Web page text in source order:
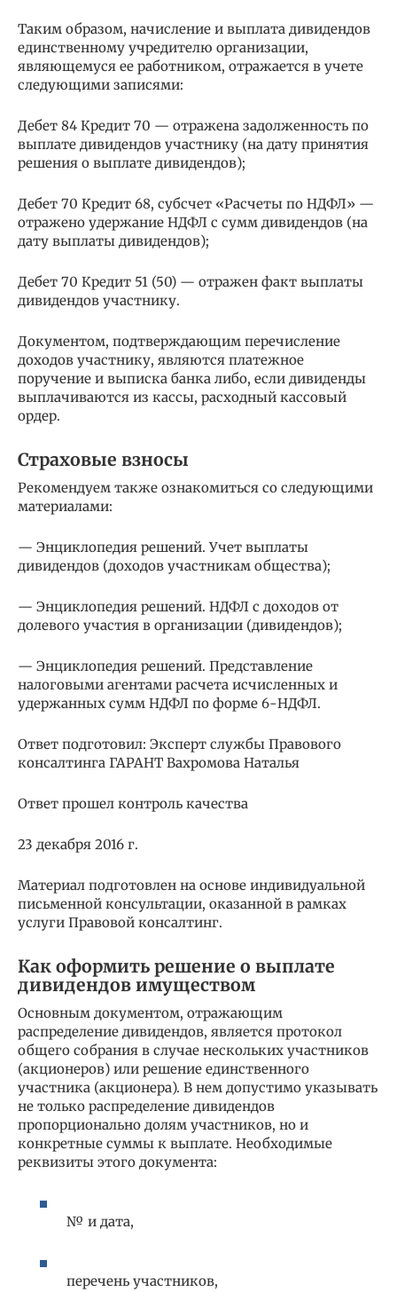
Таким образом, начисление и выплата дивидендов
единственному учредителю организации,
являющемуся ее работником, отражается в учете
следующими записями:
Дебет 84 Кредит 70 — отражена задолженность по
выплате дивидендов участнику (на дату принятия
решения о выплате дивидендов);
Дебет 70 Кредит 68, субсчет «Расчеты по НДФЛ» —
отражено удержание НДФЛ с сумм дивидендов (на
дату выплаты дивидендов);
Дебет 70 Кредит 51 (50) — отражен факт выплаты
дивидендов участнику.
Документом, подтверждающим перечисление
доходов участнику, являются платежное
поручение и выписка банка либо, если дивиденды
выплачиваются из кассы, расходный кассовый
ордер.
Страховые взносы
Рекомендуем также ознакомиться со следующими
материалами:
— Энциклопедия решений. Учет выплаты
дивидендов (доходов участникам общества);
— Энциклопедия решений. НДФЛ с доходов от
долевого участия в организации (дивидендов);
— Энциклопедия решений. Представление
налоговыми агентами расчета исчисленных и
удержанных сумм НДФЛ по форме 6-НДФЛ.
Ответ подготовил: Эксперт службы Правового
консалтинга ГАРАНТ Вахромова Наталья
Ответ прошел контроль качества
23 декабря 2016 г.
Материал подготовлен на основе индивидуальной
письменной консультации, оказанной в рамках
услуги Правовой консалтинг.
Как оформить решение о выплате
дивидендов имуществом
Основным документом, отражающим
распределение дивидендов, является протокол
общего собрания в случае нескольких участников
(акционеров) или решение единственного
участника (акционера). В нем допустимо указывать
не только распределение дивидендов
пропорционально долям участников, но и
конкретные суммы к выплате. Необходимые
реквизиты этого документа:
№ и дата,
перечень участников,